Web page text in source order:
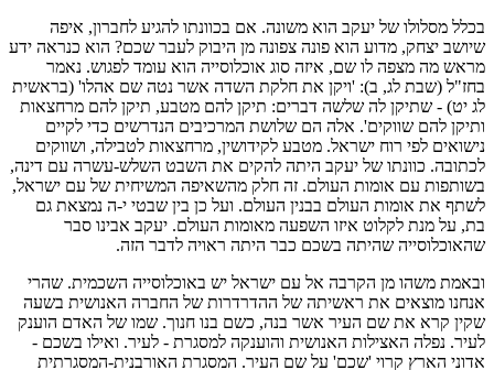
בכלל מסלולו של יעקב הוא משונה. אם בכוונתו להגיע לחברון, איפה
שיושב יצחק, מדוע הוא פונה צפונה מן היבוק לעבר שכם? הוא כנראה ידע
מראש מה מצפה לו שם, איזה סוג אוכלוסייה הוא עומד לפגוש. נאמר
בחז"ל (שבת לג, ב): 'ויקן את חלקת השדה אשר נטה שם אהלו' (בראשית
לג יט) - שתיקן לה שלשה דברים: תיקן להם מטבע, תיקן להם מרחצאות
ותיקן להם שווקים'. אלה הם שלושת המרכיבים הנדרשים כדי לקיים
נישואים לפי רוח ישראל. מטבע לקידושין, מרחצאות לטבילה, ושווקים
לכתובה. כוונתו של יעקב היתה להקים את השבט השלש-עשרה עם דינה,
בשותפות עם אומות העולם. זה חלק מהשאיפה המשיחית של עם ישראל,
לשתף את אומות העולם בבנין העולם. ועל כן בין שבטי י-ה נמצאת גם
בת, על מנת לקלוט איזו השפעה מאומות העולם. יעקב אבינו סבר
שהאוכלוסייה שהיתה בשכם כבר היתה ראויה לדבר הזה.
ובאמת משהו מן הקרבה אל עם ישראל יש באוכלוסייה השכמית. שהרי
אנחנו מוצאים את ראשיתה של ההדרדרות של החברה האנושית בשעה
שקין קרא את שם העיר אשר בנה, כשם בנו חנוך. שמו של האדם הוענק
לעיר. נפלה האצילות האנושית והוענקה למסגרת - לעיר. ואילו בשכם -
אדוני הארץ קרוי 'שכם' על שם העיר. המסגרת האורבנית-המסגרתית